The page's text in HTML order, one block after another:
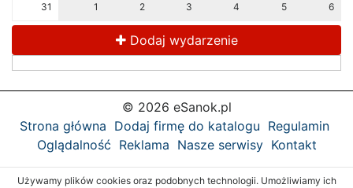
31 1 2 3 4 5 6
Dodaj wydarzenie
© 2026 eSanok.pl
Strona główna Dodaj firmę do katalogu Regulamin
Oglądalność Reklama Nasze serwisy Kontakt
Używamy plików cookies oraz podobnych technologii. Umożliwiamy ich